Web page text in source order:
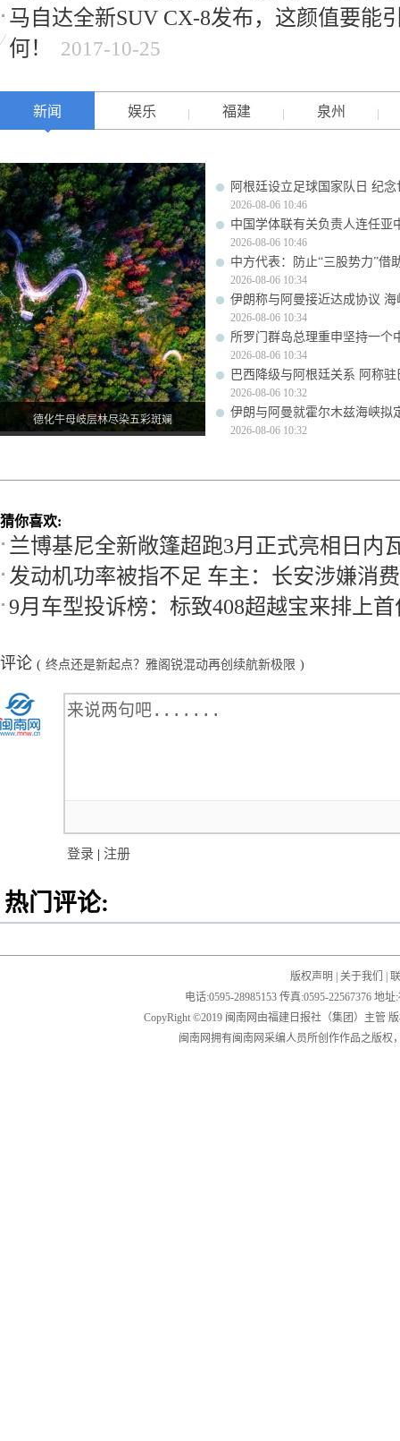
马自达全新SUV CX-8发布，这颜值要能
何！
2017-10-25
新闻 娱乐 福建 泉州
德化牛母岐层林尽染五彩斑斓
阿根廷设立足球国家队日 纪
2026-08-06 10:46
中国学体联有关负责人连任亚
2026-08-06 10:46
中方代表：防止“三股势力”借
2026-08-06 10:34
伊朗称与阿曼接近达成协议
2026-08-06 10:34
所罗门群岛总理重申坚持一个
2026-08-06 10:34
巴西降级与阿根廷关系 阿称驻
2026-08-06 10:32
伊朗与阿曼就霍尔木兹海峡拟
2026-08-06 10:32
猜你喜欢:
兰博基尼全新敞篷超跑3月正式亮相日内
发动机功率被指不足 车主：长安涉嫌消
9月车型投诉榜：标致408超越宝来排上首
评论 ( 终点还是新起点？雅阁锐混动再创续航新极限 )
登录 | 注册
热门评论:
版权声明 关于我们
电话:0595-28985153 传真:0595-22567376 地
CopyRight ©2019 闽南网由福建日报社（集团）主管
闽南网拥有闽南网采编人员所创作作品之版